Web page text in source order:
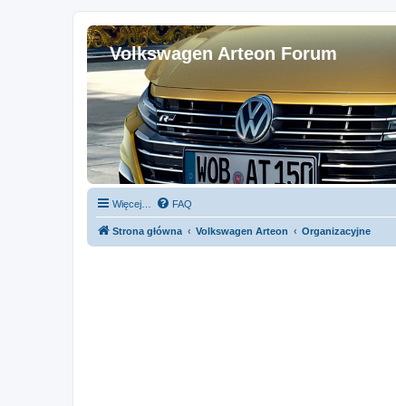
Volkswagen Arteon Forum
Więcej… FAQ
Strona główna Volkswagen Arteon Organizacyjne